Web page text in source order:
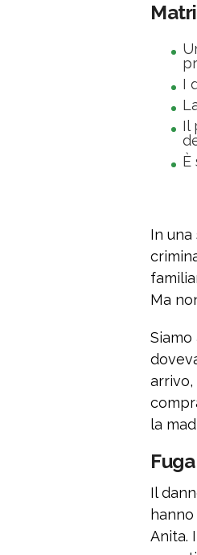
I
Il
È
In
Ma
Siamo
arrivo,
la
Il
Anita.